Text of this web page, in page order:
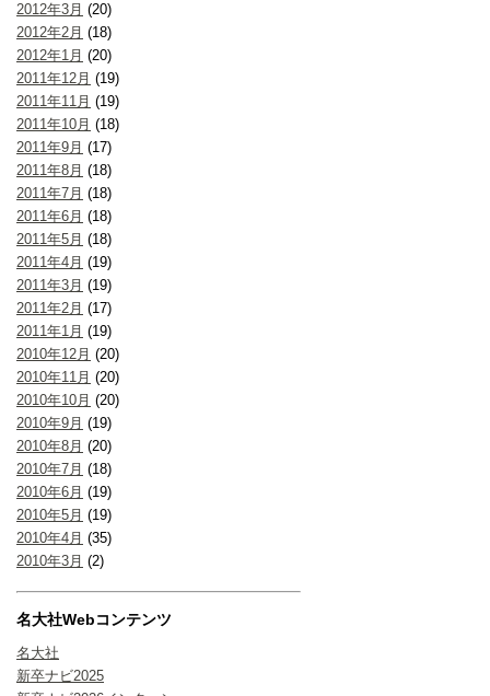
2012年3月 (20)
2012年2月 (18)
2012年1月 (20)
2011年12月 (19)
2011年11月 (19)
2011年10月 (18)
2011年9月 (17)
2011年8月 (18)
2011年7月 (18)
2011年6月 (18)
2011年5月 (18)
2011年4月 (19)
2011年3月 (19)
2011年2月 (17)
2011年1月 (19)
2010年12月 (20)
2010年11月 (20)
2010年10月 (20)
2010年9月 (19)
2010年8月 (20)
2010年7月 (18)
2010年6月 (19)
2010年5月 (19)
2010年4月 (35)
2010年3月 (2)
名大社Webコンテンツ
名大社
新卒ナビ2025